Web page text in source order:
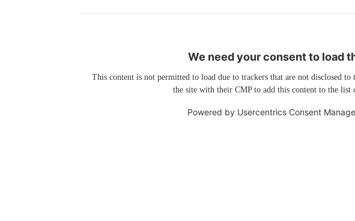
We need your consent to load
This content is not permitted to load due to trackers that are not disclosed to
the site with their CMP to add this content to the list
Powered by Usercentrics Consent